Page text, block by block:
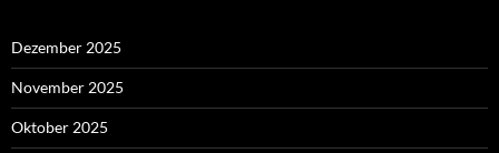
Dezember 2025
November 2025
Oktober 2025